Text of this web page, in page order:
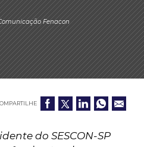
Fenacon
do SESCON-SP